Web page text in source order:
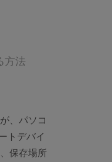
方法
、パソコ
トデバイ
保存場所